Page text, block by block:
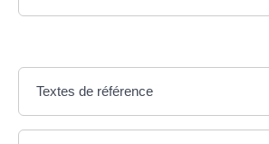
Textes de référence